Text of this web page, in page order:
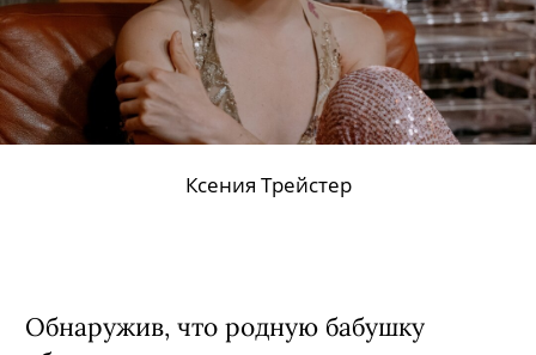
Ксения Трейстер
Обнаружив, что родную бабушку